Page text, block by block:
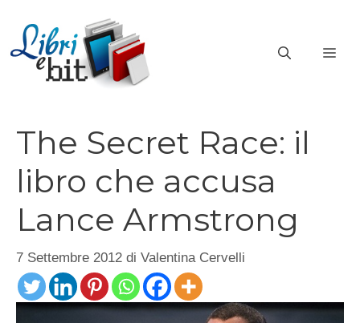
contenuto
The Secret Race: il
libro che accusa
Lance Armstrong
7 Settembre 2012 di Valentina Cervelli